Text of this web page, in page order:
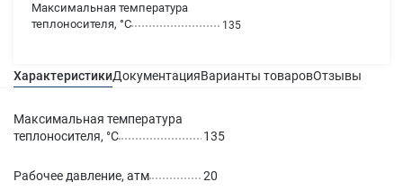
Максимальная температура
теплоносителя, °С
135
ХарактеристикиДокументацияВарианты товаровОтзывы
Максимальная температура
теплоносителя, °С
135
Рабочее давление, атм 20